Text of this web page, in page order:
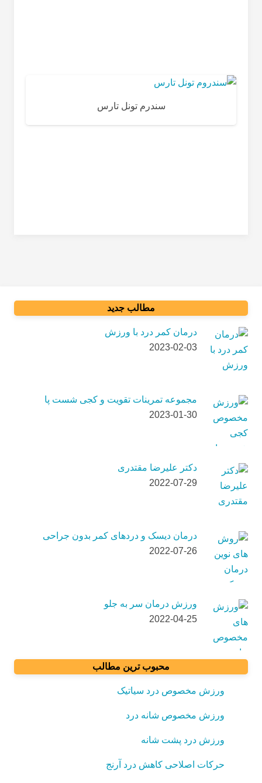
سندرم تونل تارس
مطالب جدید
درمان کمر درد با ورزش
2023-02-03
مجموعه تمرینات تقویت و کجی شست پا
2023-01-30
دکتر علیرضا مقتدری
2022-07-29
درمان دیسک و دردهای کمر بدون جراحی
2022-07-26
ورزش درمان سر به جلو
2022-04-25
محبوب ترین مطالب
ورزش مخصوص درد سیاتیک
ورزش مخصوص شانه درد
ورزش درد پشت شانه
حرکات اصلاحی کاهش درد آرنج